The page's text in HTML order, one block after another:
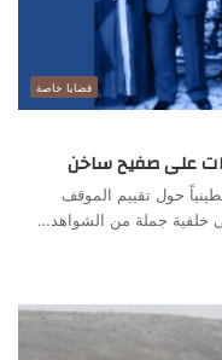
قضايا خاصة
على صفيح ساخن
حول تقييم الموقف
خلفية جملة من الشواهد…